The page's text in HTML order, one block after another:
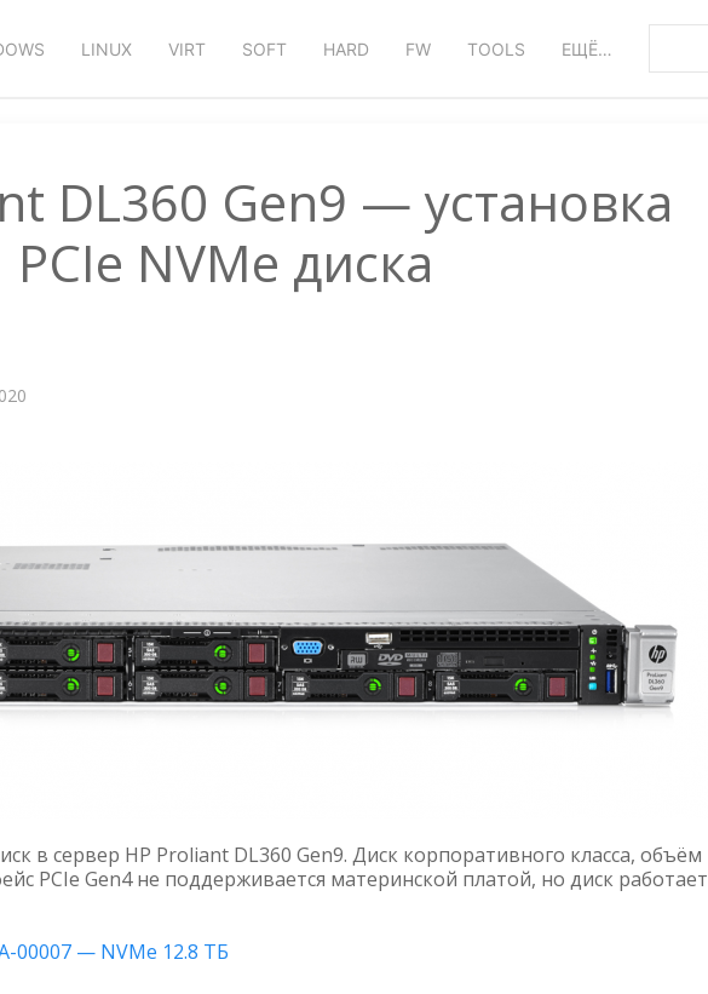
LINUX VIRT SOFT HARD FW TOOLS ЕЩЁ…
DL360 Gen9 — установка
PCIe NVMe диска
в сервер HP Proliant DL360 Gen9. Диск корпоративного класса, объём
PCIe Gen4 не поддерживается материнской платой, но диск работает
00007 — NVMe 12.8 ТБ